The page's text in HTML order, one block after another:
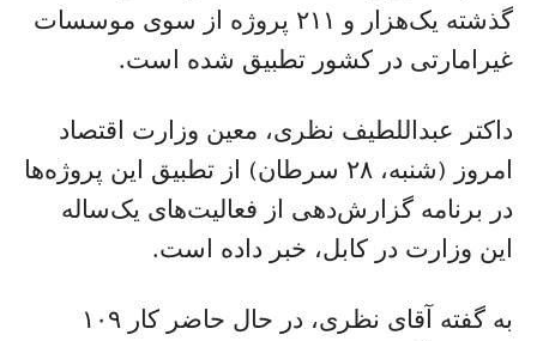
گذشته یک‌هزار و ۲۱۱ پروژه از سوی موسسات
غیرامارتی در کشور تطبیق شده است.
داکتر عبداللطیف نظری، معین وزارت اقتصاد
امروز (شنبه، ۲۸ سرطان) از تطبیق این پروژه‌ها
در برنامه گزارش‌دهی از فعالیت‌های یک‌ساله
این وزارت در کابل، خبر داده است.
به گفته آقای نظری، در حال حاضر کار ۱۰۹